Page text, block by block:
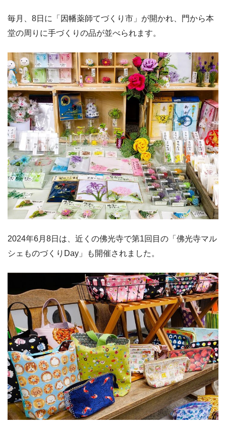
毎月、8日に「因幡薬師てづくり市」が開かれ、門から本
堂の周りに手づくりの品が並べられます。
2024年6月8日は、近くの佛光寺で第1回目の「佛光寺マル
シェものづくりDay」も開催されました。